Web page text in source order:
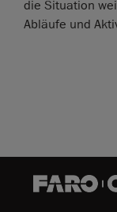
die Situation
Abläufe und